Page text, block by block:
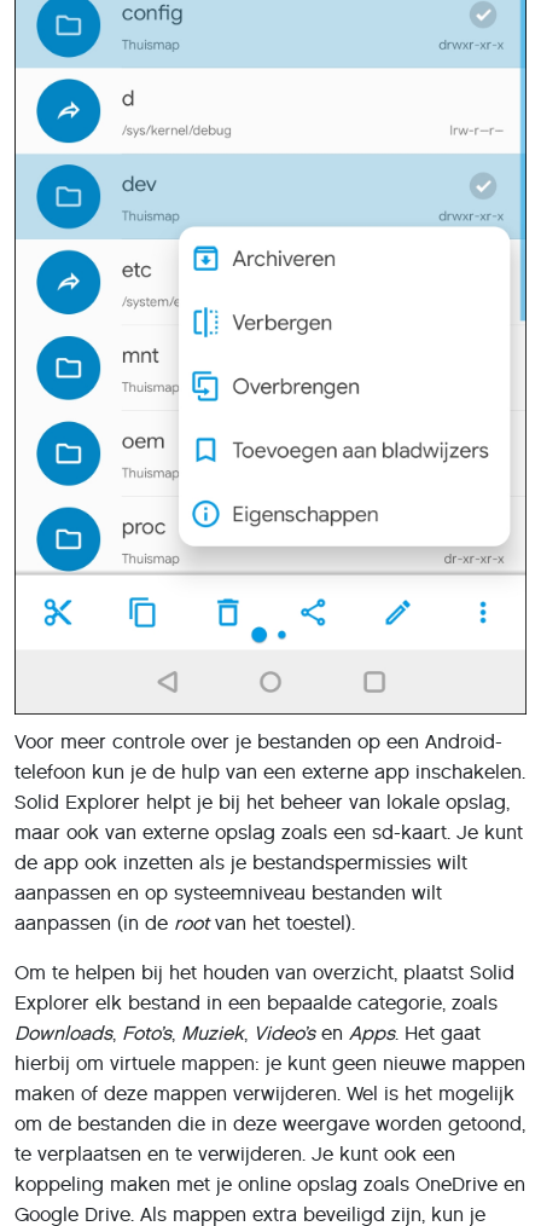
Voor meer controle over je bestanden op een Android-
telefoon kun je de hulp van een externe app inschakelen.
Solid Explorer helpt je bij het beheer van lokale opslag,
maar ook van externe opslag zoals een sd-kaart. Je kunt
de app ook inzetten als je bestandspermissies wilt
aanpassen en op systeemniveau bestanden wilt
aanpassen (in de rootvan het toestel).
Om te helpen bij het houden van overzicht, plaatst Solid
Explorer elk bestand in een bepaalde categorie, zoals
Downloads, Foto’s, Muziek, Video’sen Apps. Het gaat
hierbij om virtuele mappen: je kunt geen nieuwe mappen
maken of deze mappen verwijderen. Wel is het mogelijk
om de bestanden die in deze weergave worden getoond,
te verplaatsen en te verwijderen. Je kunt ook een
koppeling maken met je online opslag zoals OneDrive en
Google Drive. Als mappen extra beveiligd zijn, kun je